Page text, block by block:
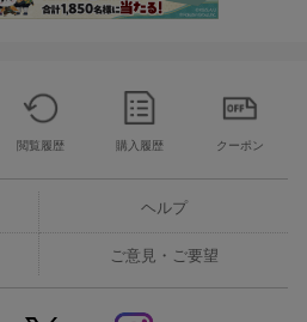
閲覧履歴 購入履歴 クーポン
ヘルプ
ご意見・ご要望